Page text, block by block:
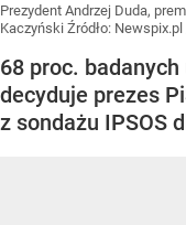
Prezydent Andrzej Duda,
Kaczyński Źródło: Newspix.pl
68 proc.
decyduje prezes
z sondażu IPSOS